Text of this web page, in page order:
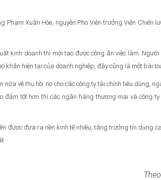
Phạm Xuân Hòe, nguyên Phó Viện trưởng Viện Chiến
kinh doanh thì mới tạo được công ăn việc làm.
khăn hiện tại của doanh nghiệp, đây cũng là một bài
nữa về thu hồi nợ cho các công ty tài chính tiêu dùng,
đảm tốt hơn thì các ngân hàng thương mại và công
được đưa ra nền kinh tế nhiều, tăng trưởng tín dụng